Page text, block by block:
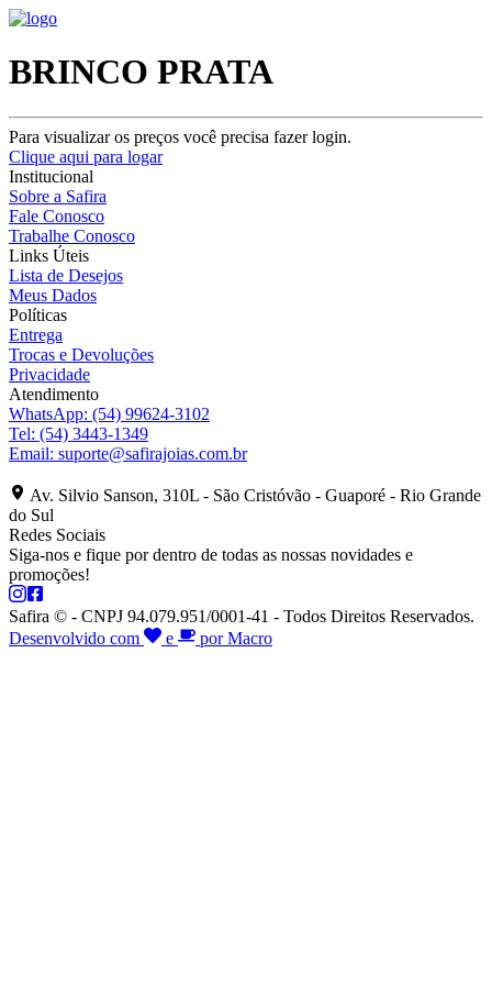
BRINCO PRATA
Para visualizar os preços você precisa fazer login.
Clique aqui para logar
Institucional
Sobre a Safira
Fale Conosco
Trabalhe Conosco
Links Úteis
Lista de Desejos
Meus Dados
Políticas
Entrega
Trocas e Devoluções
Privacidade
Atendimento
WhatsApp: (54) 99624-3102
Tel: (54) 3443-1349
Email: suporte@safirajoias.com.br
Av. Silvio Sanson, 310L - São Cristóvão - Guaporé - Rio Grande
do Sul
Redes Sociais
Siga-nos e fique por dentro de todas as nossas novidades e
promoções!
Safira © - CNPJ 94.079.951/0001-41 - Todos Direitos Reservados.
Desenvolvido com
e por Macro